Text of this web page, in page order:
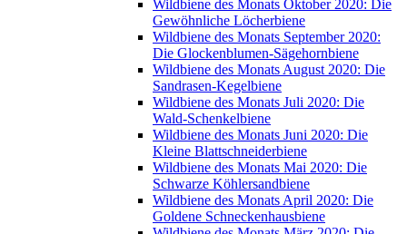
Wildbiene des Monats Oktober 2020: Die
Gewöhnliche Löcherbiene
Wildbiene des Monats September 2020:
Die Glockenblumen-Sägehornbiene
Wildbiene des Monats August 2020: Die
Sandrasen-Kegelbiene
Wildbiene des Monats Juli 2020: Die
Wald-Schenkelbiene
Wildbiene des Monats Juni 2020: Die
Kleine Blattschneiderbiene
Wildbiene des Monats Mai 2020: Die
Schwarze Köhlersandbiene
Wildbiene des Monats April 2020: Die
Goldene Schneckenhausbiene